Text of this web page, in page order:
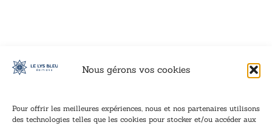
Nous gérons vos cookies
Pour offrir les meilleures expériences, nous et nos partenaires utilisons
des technologies telles que les cookies pour stocker et/ou accéder aux